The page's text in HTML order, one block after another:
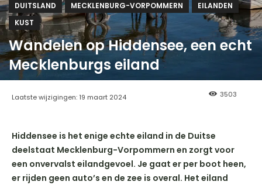
DUITSLAND MECKLENBURG-VORPOMMERN
EILANDEN
KUST
Wandelen op Hiddensee, een echt
Mecklenburgs eiland
Laatste wijzigingen: 19 maart 2024 3503
Hiddensee is het enige echte eiland in de Duitse
deelstaat Mecklenburg-Vorpommern en zorgt voor
een onvervalst eilandgevoel. Je gaat er per boot heen,
er rijden geen auto’s en de zee is overal. Het eiland